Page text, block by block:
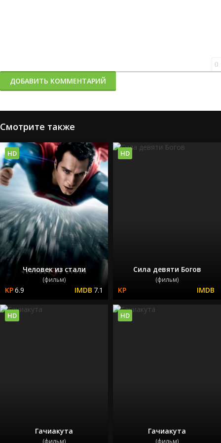
0
ДОБАВИТЬ КОММЕНТАРИЙ
Смотрите также
Человек из стали
(фильм)
6.9 7.1
HD
Сила девяти Богов
(фильм)
HD
Гачиакута
(фильм)
HD
Гачиакута
(фильм)
HD